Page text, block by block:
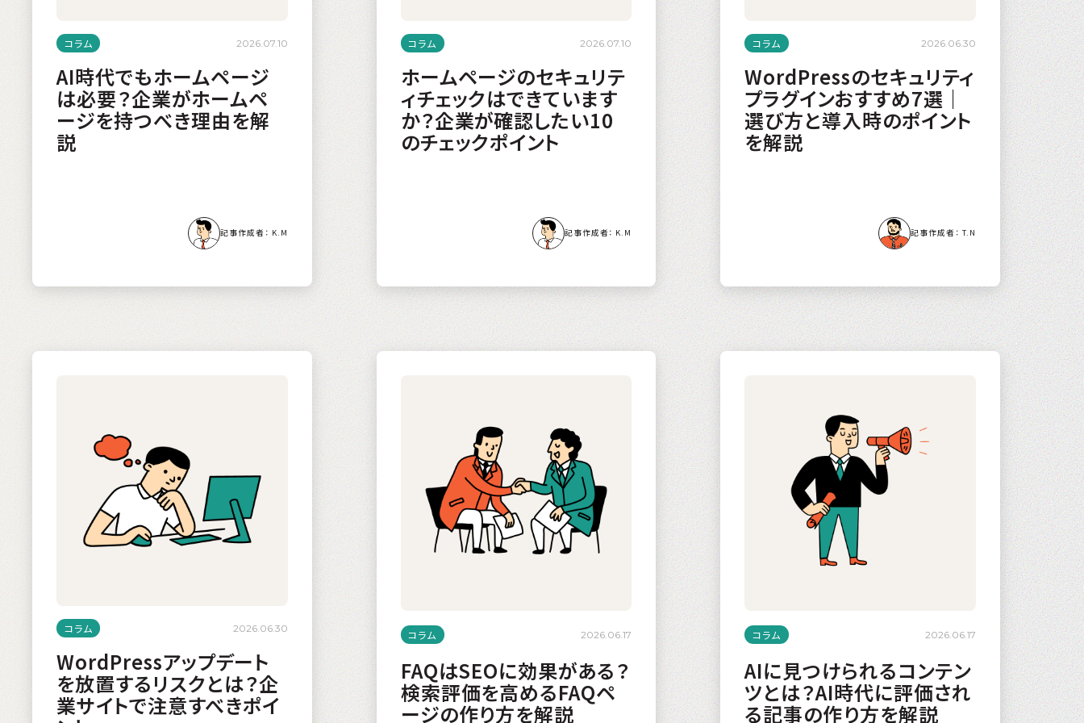
コラム 2026.07.10
AI時代でもホームページ
は必要？企業がホームペ
ージを持つべき理由を解
説
K.M
コラム 2026.07.10
ホームページのセキュリテ
ィチェックはできています
か？企業が確認したい10
のチェックポイント
K.M
コラム 2026.06.30
WordPressのセキュリティ
プラグインおすすめ7選｜
選び方と導入時のポイント
を解説
T.N
コラム 2026.06.30
WordPressアップデート
を放置するリスクとは？企
業サイトで注意すべきポイ
コラム 2026.06.17
FAQはSEOに効果がある？
検索評価を高めるFAQペ
ージの作り方を解説
コラム 2026.06.17
AIに見つけられるコンテン
ツとは？AI時代に評価され
る記事の作り方を解説